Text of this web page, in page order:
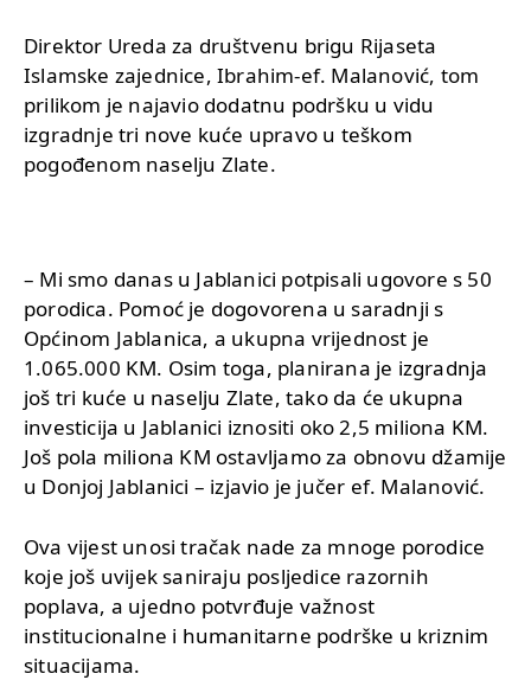
Direktor Ureda za društvenu brigu Rijaseta
Islamske zajednice, Ibrahim-ef. Malanović, tom
prilikom je najavio dodatnu podršku u vidu
izgradnje tri nove kuće upravo u teškom
pogođenom naselju Zlate.
– Mi smo danas u Jablanici potpisali ugovore s 50
porodica. Pomoć je dogovorena u saradnji s
Općinom Jablanica, a ukupna vrijednost je
1.065.000 KM. Osim toga, planirana je izgradnja
još tri kuće u naselju Zlate, tako da će ukupna
investicija u Jablanici iznositi oko 2,5 miliona KM.
Još pola miliona KM ostavljamo za obnovu džamije
u Donjoj Jablanici – izjavio je jučer ef. Malanović.
Ova vijest unosi tračak nade za mnoge porodice
koje još uvijek saniraju posljedice razornih
poplava, a ujedno potvrđuje važnost
institucionalne i humanitarne podrške u kriznim
situacijama.